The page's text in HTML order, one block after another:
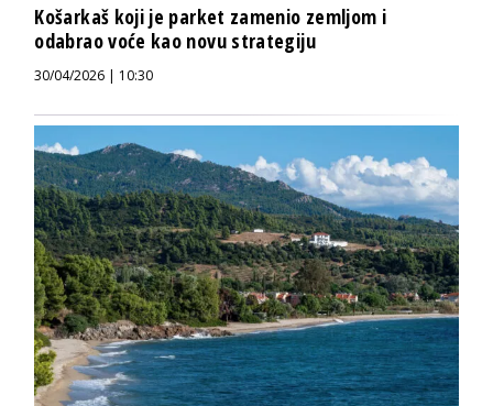
Košarkaš koji je parket zamenio zemljom i
odabrao voće kao novu strategiju
30/04/2026 | 10:30